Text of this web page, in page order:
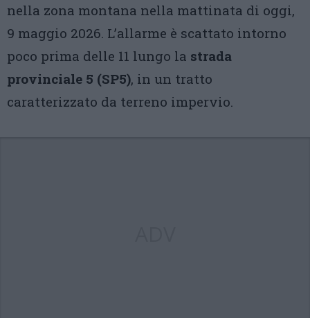
nella zona montana nella mattinata di oggi,
9 maggio 2026. L’allarme è scattato intorno
poco prima delle 11 lungo la strada
provinciale 5 (SP5), in un tratto
caratterizzato da terreno impervio.